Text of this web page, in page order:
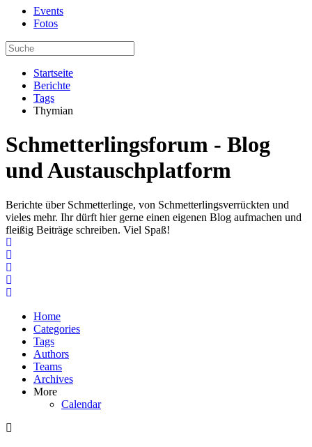
Events
Fotos
Startseite
Berichte
Tags
Thymian
Schmetterlingsforum - Blog
und Austauschplatform
Berichte über Schmetterlinge, von Schmetterlingsverrückten und
vieles mehr. Ihr dürft hier gerne einen eigenen Blog aufmachen und
fleißig Beiträge schreiben. Viel Spaß!
Home
Categories
Tags
Authors
Teams
Archives
More
Calendar